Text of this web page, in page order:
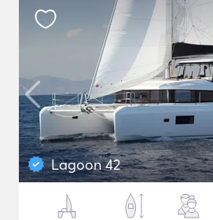
Lagoon 42